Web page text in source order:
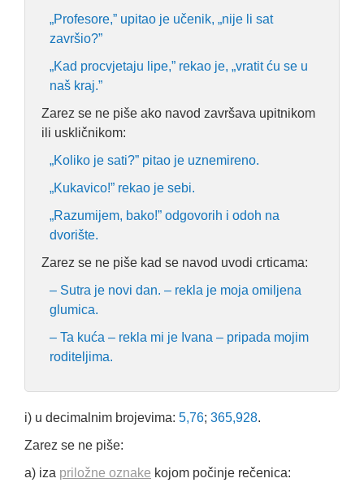
„Profesore,” upitao je učenik, „nije li sat
završio?”
„Kad procvjetaju lipe,” rekao je, „vratit ću se u
naš kraj.”
Zarez se ne piše ako navod završava upitnikom
ili uskličnikom:
„Koliko je sati?” pitao je uznemireno.
„Kukavico!” rekao je sebi.
„Razumijem, bako!” odgovorih i odoh na
dvorište.
Zarez se ne piše kad se navod uvodi crticama:
– Sutra je novi dan. – rekla je moja omiljena
glumica.
– Ta kuća – rekla mi je Ivana – pripada mojim
roditeljima.
i) u decimalnim brojevima: 5,76; 365,928.
Zarez se ne piše:
a) iza priložne oznake kojom počinje rečenica: